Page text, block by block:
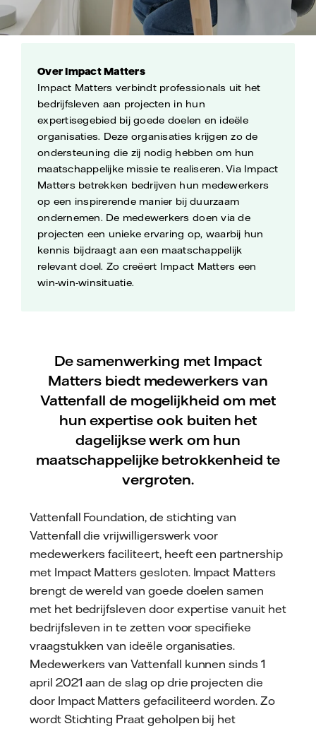
Over Impact Matters
Impact Matters verbindt professionals uit het
bedrijfsleven aan projecten in hun
expertisegebied bij goede doelen en ideële
organisaties. Deze organisaties krijgen zo de
ondersteuning die zij nodig hebben om hun
maatschappelijke missie te realiseren. Via Impact
Matters betrekken bedrijven hun medewerkers
op een inspirerende manier bij duurzaam
ondernemen. De medewerkers doen via de
projecten een unieke ervaring op, waarbij hun
kennis bijdraagt aan een maatschappelijk
relevant doel. Zo creëert Impact Matters een
win-win-winsituatie.
De samenwerking met Impact
Matters biedt medewerkers van
Vattenfall de mogelijkheid om met
hun expertise ook buiten het
dagelijkse werk om hun
maatschappelijke betrokkenheid te
vergroten.
Vattenfall Foundation, de stichting van
Vattenfall die vrijwilligerswerk voor
medewerkers faciliteert, heeft een partnership
met Impact Matters gesloten. Impact Matters
brengt de wereld van goede doelen samen
met het bedrijfsleven door expertise vanuit het
bedrijfsleven in te zetten voor specifieke
vraagstukken van ideële organisaties.
Medewerkers van Vattenfall kunnen sinds 1
april 2021 aan de slag op drie projecten die
door Impact Matters gefaciliteerd worden. Zo
wordt Stichting Praat geholpen bij het